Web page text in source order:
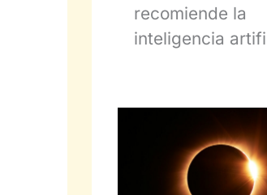
recomiende la
inteligencia